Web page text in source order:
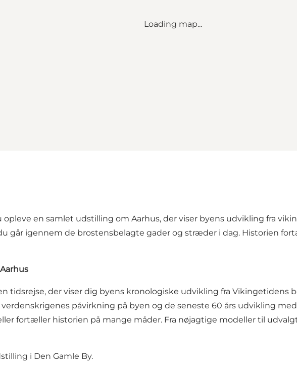
Loading map...
en samlet udstilling om Aarhus, der viser byens udvikling fra
går igennem de brostensbelagte gader og stræder i dag. Historien
tidsrejse, der viser dig byens kronologiske udvikling fra Vikingetidens
påvirkning på byen og de seneste 60 års udvikling
fortæller historien på mange måder. Fra nøjagtige modeller til
i Den Gamle By.